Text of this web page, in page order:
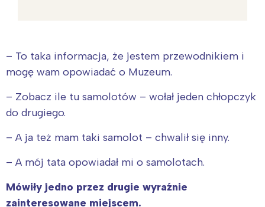
– To taka informacja, że jestem przewodnikiem i
mogę wam opowiadać o Muzeum.
– Zobacz ile tu samolotów – wołał jeden chłopczyk
do drugiego.
– A ja też mam taki samolot – chwalił się inny.
– A mój tata opowiadał mi o samolotach.
Mówiły jedno przez drugie wyraźnie
zainteresowane miejscem.